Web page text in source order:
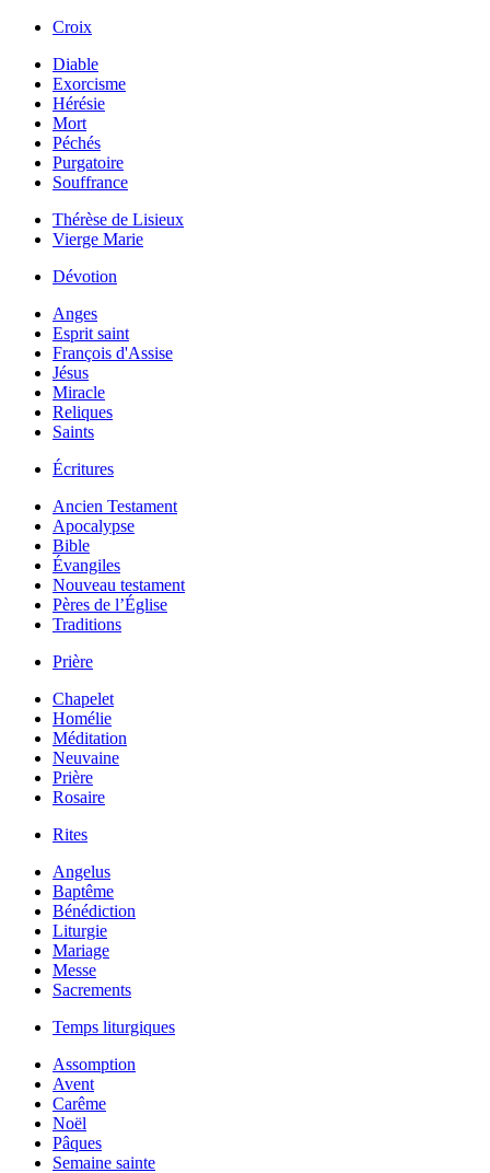
Croix
Diable
Exorcisme
Hérésie
Mort
Péchés
Purgatoire
Souffrance
Thérèse de Lisieux
Vierge Marie
Dévotion
Anges
Esprit saint
François d'Assise
Jésus
Miracle
Reliques
Saints
Écritures
Ancien Testament
Apocalypse
Bible
Évangiles
Nouveau testament
Pères de l’Église
Traditions
Prière
Chapelet
Homélie
Méditation
Neuvaine
Prière
Rosaire
Rites
Angelus
Baptême
Bénédiction
Liturgie
Mariage
Messe
Sacrements
Temps liturgiques
Assomption
Avent
Carême
Noël
Pâques
Semaine sainte